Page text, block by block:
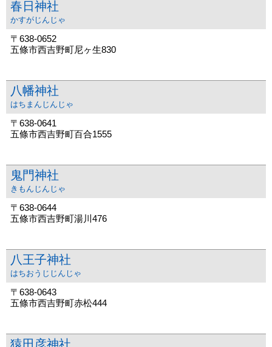
春日神社
かすがじんじゃ
〒638-0652
五條市西吉野町尼ヶ生830
八幡神社
はちまんじんじゃ
〒638-0641
五條市西吉野町百合1555
鬼門神社
きもんじんじゃ
〒638-0644
五條市西吉野町湯川476
八王子神社
はちおうじじんじゃ
〒638-0643
五條市西吉野町赤松444
猿田彦神社